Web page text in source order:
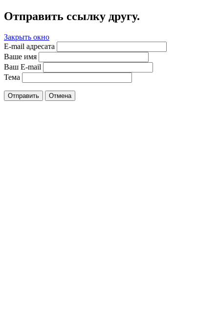
Отправить ссылку другу.
Закрыть окно
E-mail адресата
Ваше имя
Ваш E-mail
Тема
Отправить Отмена